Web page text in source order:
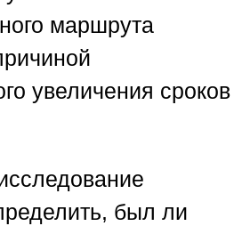
маршрута
увеличения сроков
был ли